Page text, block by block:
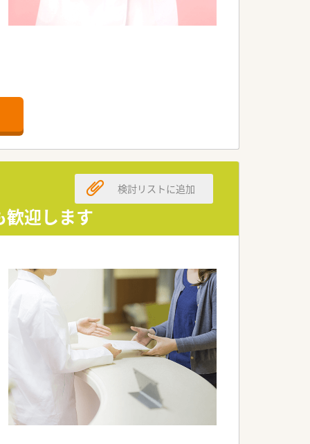
歓迎します
検討リストに追加